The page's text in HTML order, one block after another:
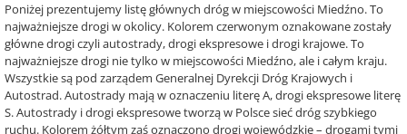
Poniżej prezentujemy listę głównych dróg w miejscowości Miedźno. To
najważniejsze drogi w okolicy. Kolorem czerwonym oznakowane zostały
główne drogi czyli autostrady, drogi ekspresowe i drogi krajowe. To
najważniejsze drogi nie tylko w miejscowości Miedźno, ale i całym kraju.
Wszystkie są pod zarządem Generalnej Dyrekcji Dróg Krajowych i
Autostrad. Autostrady mają w oznaczeniu literę A, drogi ekspresowe literę
S. Autostrady i drogi ekspresowe tworzą w Polsce sieć dróg szybkiego
ruchu. Kolorem żółtym zaś oznaczono drogi wojewódzkie – drogami tymi